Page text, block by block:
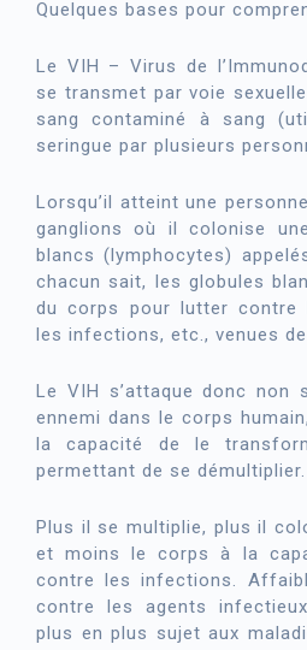
Quelques bases pour
Le VIH – Virus de
se transmet par voie
sang contaminé à sang
seringue par plusieurs
Lorsqu’il atteint une
ganglions où il colonise
blancs (lymphocytes)
chacun sait, les globules
du corps pour lutter contre
les infections, etc., venues de
Le VIH s’attaque donc non
ennemi dans le corps
la capacité de le
permettant de se démultiplier.
Plus il se multiplie, plus il
et moins le corps à la
contre les infections.
contre les agents
plus en plus sujet aux